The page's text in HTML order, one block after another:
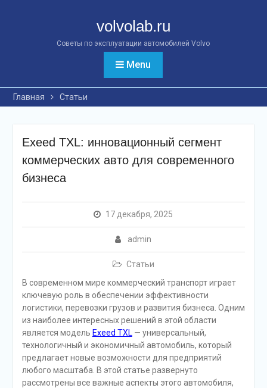
volvolab.ru
Советы по эксплуатации автомобилей Volvo
Menu
Главная Статьи
Exeed TXL: инновационный сегмент
коммерческих авто для современного
бизнеса
17 декабря, 2025
admin
Статьи
В современном мире коммерческий транспорт играет
ключевую роль в обеспечении эффективности
логистики, перевозки грузов и развития бизнеса. Одним
из наиболее интересных решений в этой области
является модель Exeed TXL — универсальный,
технологичный и экономичный автомобиль, который
предлагает новые возможности для предприятий
любого масштаба. В этой статье развернуто
рассмотрены все важные аспекты этого автомобиля,